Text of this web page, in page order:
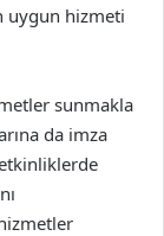
uygun hizmeti
sunmakla
da imza